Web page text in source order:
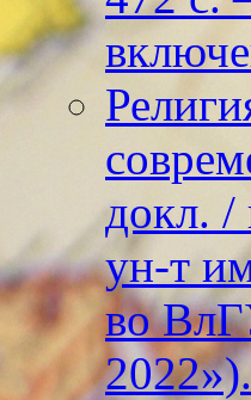
докл.
ун-т
во
2022»).